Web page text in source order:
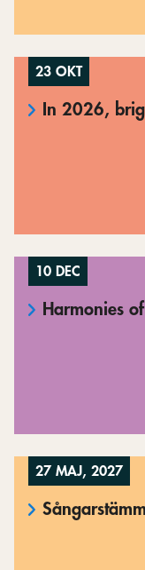
23 OKT
In 2026,
10 DEC
Harmonies
27 MAJ, 2027